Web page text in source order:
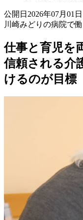
公開日2026年07月01日
川崎みどりの病院で
仕事と育児を
信頼される介
けるのが目標